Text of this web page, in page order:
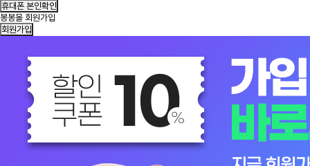
휴대폰 본인확인
봉봉몰 회원가입
회원가입